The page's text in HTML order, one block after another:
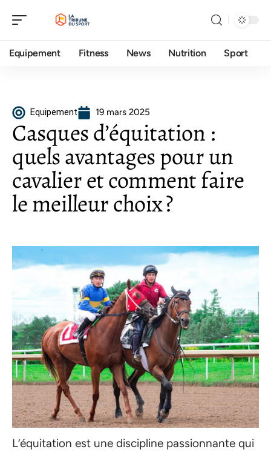
Equipement Fitness News Nutrition Sport
Equipement 19 mars 2025
Casques d’équitation :
quels avantages pour un
cavalier et comment faire
le meilleur choix ?
L’équitation est une discipline passionnante qui